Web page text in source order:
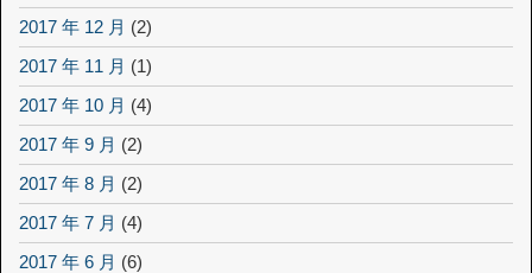
2017 年 12 月 (2)
2017 年 11 月 (1)
2017 年 10 月 (4)
2017 年 9 月 (2)
2017 年 8 月 (2)
2017 年 7 月 (4)
2017 年 6 月 (6)